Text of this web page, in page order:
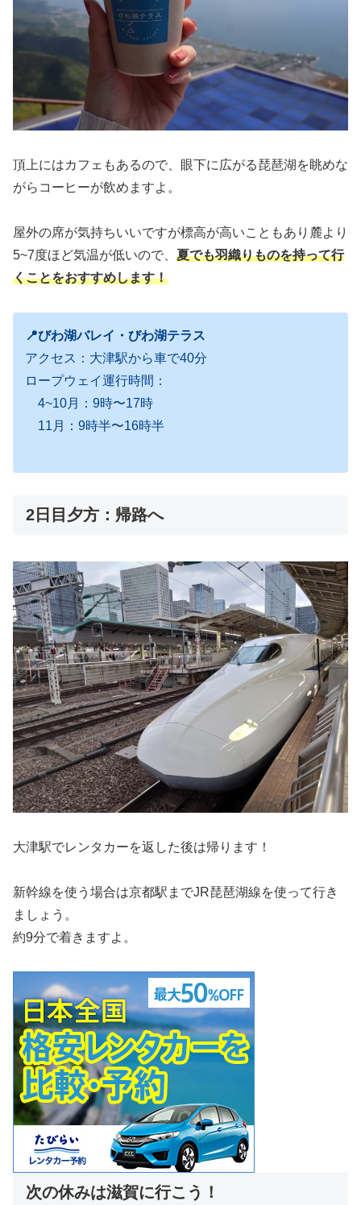
頂上にはカフェもあるので、眼下に広がる琵琶湖を眺めな
がらコーヒーが飲めますよ。
屋外の席が気持ちいいですが標高が高いこともあり麓より
5~7度ほど気温が低いので、 夏でも羽織りものを持って行
くことをおすすめします！
📍びわ湖バレイ・びわ湖テラス
アクセス：大津駅から車で40分
ロープウェイ運行時間：
4~10月：9時〜17時
11月：9時半〜16時半
2日目夕方：帰路へ
大津駅でレンタカーを返した後は帰ります！
新幹線を使う場合は京都駅までJR琵琶湖線を使って行き
ましょう。
約9分で着きますよ。
次の休みは滋賀に行こう！